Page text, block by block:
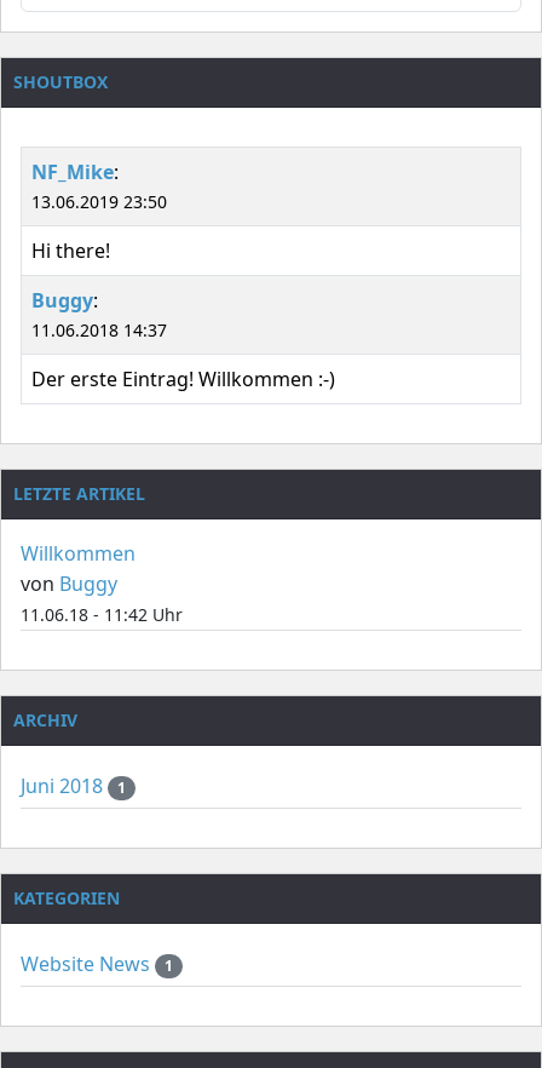
SHOUTBOX
NF_Mike:
13.06.2019 23:50
Hi there!
Buggy:
11.06.2018 14:37
Der erste Eintrag! Willkommen :-)
LETZTE ARTIKEL
Willkommen
von Buggy
11.06.18 - 11:42 Uhr
ARCHIV
Juni 2018 1
KATEGORIEN
Website News 1